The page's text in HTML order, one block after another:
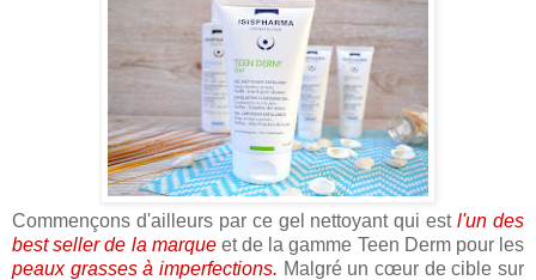
Commençons d'ailleurs par ce gel nettoyant qui estl'un des
best seller de la marqueet de la gamme Teen Derm pour les
peaux grasses à imperfections. Malgré un cœur de cible sur